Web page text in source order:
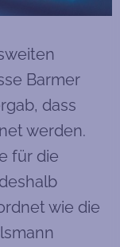
Barmer
dass
werden.
für die
wie die